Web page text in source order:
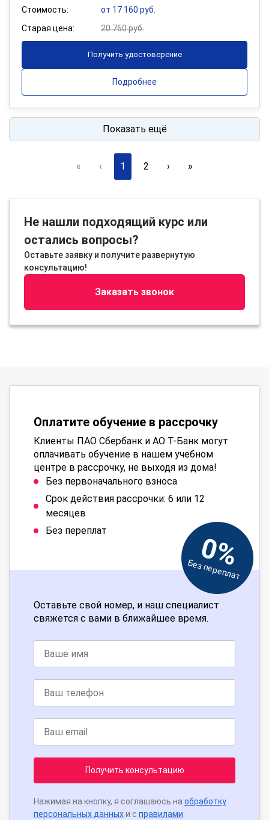
Стоимость:
от 17 160 руб.
Старая цена:
20 760 руб.
Получить удостоверение
Подробнее
Показать ещё
« ‹ 1 2 › »
Не нашли подходящий курс или
остались вопросы?
Оставьте заявку и получите развернутую
консультацию!
Заказать звонок
Оплатите обучение в рассрочку
Клиенты ПАО Сбербанк и АО Т-Банк могут
оплачивать обучение в нашем учебном
центре в рассрочку, не выходя из дома!
Без первоначального взноса
Срок действия рассрочки: 6 или 12
месяцев
Без переплат
0%
Без переплат
Оставьте свой номер, и наш специалист
свяжется с вами в ближайшее время.
Получить консультацию
Нажимая на кнопку, я соглашаюсь на обработку
персональных данныхи с правилами